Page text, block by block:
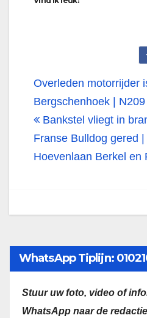
Bericht
navigatie
Overleden motorrijder
Bergschenhoek |
Bankstel vliegt in
Franse Bulldog gered
Hoevenlaan Berkel en
WhatsApp Tiplijn:
Stuur uw foto, video of
WhatsApp naar de